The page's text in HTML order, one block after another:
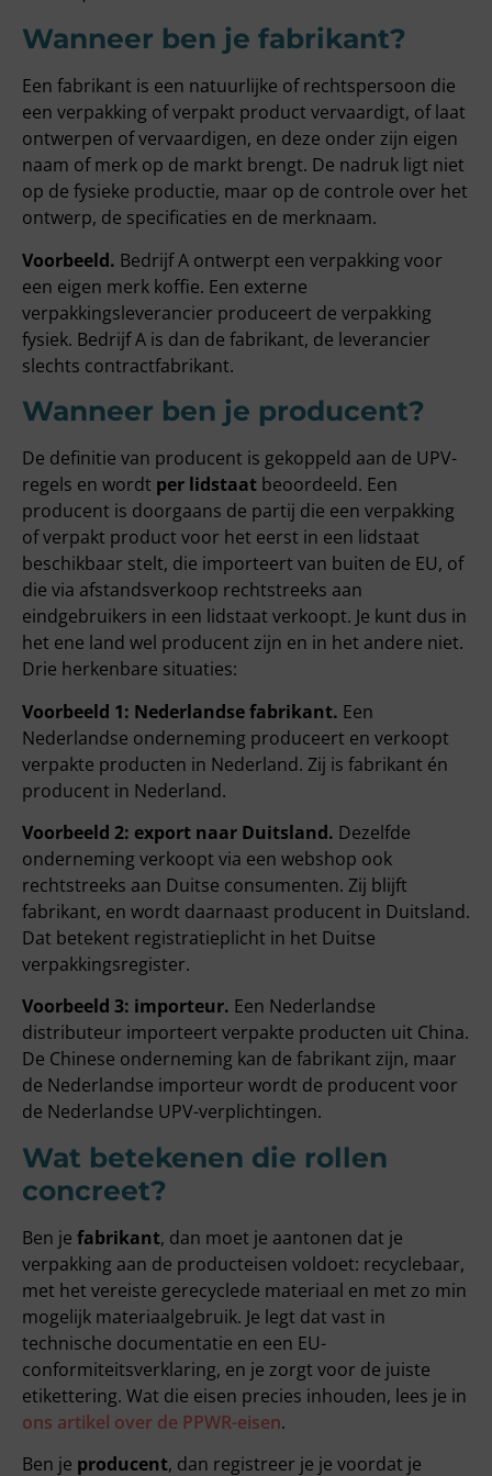
Wanneer ben je fabrikant?
Een fabrikant is een natuurlijke of rechtspersoon die
een verpakking of verpakt product vervaardigt, of laat
ontwerpen of vervaardigen, en deze onder zijn eigen
naam of merk op de markt brengt. De nadruk ligt niet
op de fysieke productie, maar op de controle over het
ontwerp, de specificaties en de merknaam.
Voorbeeld. Bedrijf A ontwerpt een verpakking voor
een eigen merk koffie. Een externe
verpakkingsleverancier produceert de verpakking
fysiek. Bedrijf A is dan de fabrikant, de leverancier
slechts contractfabrikant.
Wanneer ben je producent?
De definitie van producent is gekoppeld aan de UPV-
regels en wordt per lidstaat beoordeeld. Een
producent is doorgaans de partij die een verpakking
of verpakt product voor het eerst in een lidstaat
beschikbaar stelt, die importeert van buiten de EU, of
die via afstandsverkoop rechtstreeks aan
eindgebruikers in een lidstaat verkoopt. Je kunt dus in
het ene land wel producent zijn en in het andere niet.
Drie herkenbare situaties:
Voorbeeld 1: Nederlandse fabrikant. Een
Nederlandse onderneming produceert en verkoopt
verpakte producten in Nederland. Zij is fabrikant én
producent in Nederland.
Voorbeeld 2: export naar Duitsland. Dezelfde
onderneming verkoopt via een webshop ook
rechtstreeks aan Duitse consumenten. Zij blijft
fabrikant, en wordt daarnaast producent in Duitsland.
Dat betekent registratieplicht in het Duitse
verpakkingsregister.
Voorbeeld 3: importeur. Een Nederlandse
distributeur importeert verpakte producten uit China.
De Chinese onderneming kan de fabrikant zijn, maar
de Nederlandse importeur wordt de producent voor
de Nederlandse UPV-verplichtingen.
Wat betekenen die rollen
concreet?
Ben je fabrikant, dan moet je aantonen dat je
verpakking aan de producteisen voldoet: recyclebaar,
met het vereiste gerecyclede materiaal en met zo min
mogelijk materiaalgebruik. Je legt dat vast in
technische documentatie en een EU-
conformiteitsverklaring, en je zorgt voor de juiste
etikettering. Wat die eisen precies inhouden, lees je in
ons artikel over de PPWR-eisen.
Ben je producent, dan registreer je je voordat je